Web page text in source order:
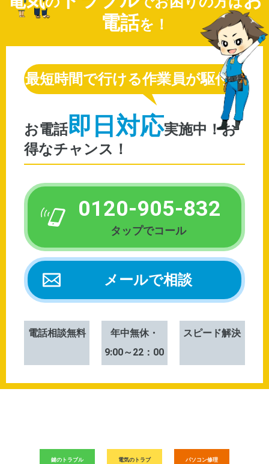
電話を！
最短時間で行ける作業員が駆付け
お電話即日対応
0120-905-832
メールで相談
電話相談無料
年中無休・
9:00～22：00
スピード解決
鍵のトラブル
電気のトラブ
パソコン修理